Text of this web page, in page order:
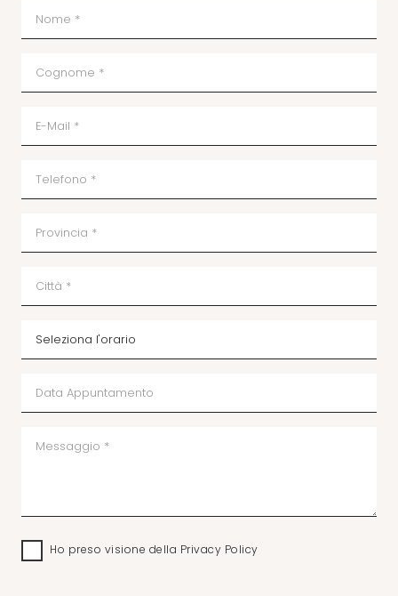
Ho preso visione della Privacy Policy